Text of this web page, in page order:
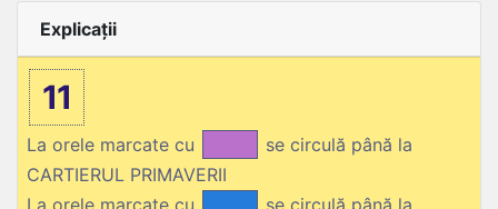
Explicații
11
La orele marcate cu
se circulă până la
CARTIERUL PRIMAVERII
La orele marcate cu
se circulă până la